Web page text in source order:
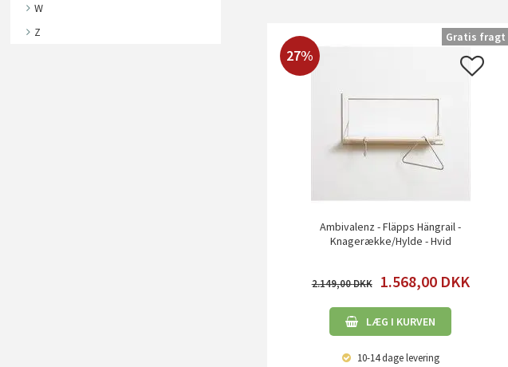
W
Z
27%
Ambivalenz - Fläpps Hängrail -
Knagerække/Hylde - Hvid
2.149,00 1.568,00 DKK
LÆG I KURVEN
10-14 dagelevering
Gratis fragt